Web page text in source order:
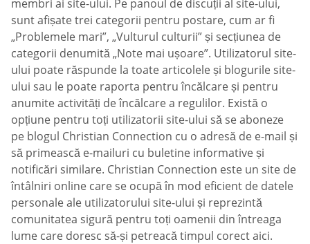
membri ai site-ului. Pe panoul de discuții al site-ului,
sunt afișate trei categorii pentru postare, cum ar fi
„Problemele mari”, „Vulturul culturii” și secțiunea de
categorii denumită „Note mai ușoare”. Utilizatorul site-
ului poate răspunde la toate articolele și blogurile site-
ului sau le poate raporta pentru încălcare și pentru
anumite activități de încălcare a regulilor. Există o
opțiune pentru toți utilizatorii site-ului să se aboneze
pe blogul Christian Connection cu o adresă de e-mail și
să primească e-mailuri cu buletine informative și
notificări similare. Christian Connection este un site de
întâlniri online care se ocupă în mod eficient de datele
personale ale utilizatorului site-ului și reprezintă
comunitatea sigură pentru toți oamenii din întreaga
lume care doresc să-și petreacă timpul corect aici.